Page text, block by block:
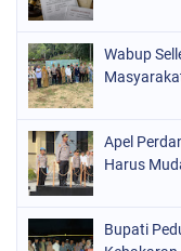
PERISTIWA
POLITIK
POLRI
SOPPENG
SULSEL
Wabup
Apel
Harus
Bupati